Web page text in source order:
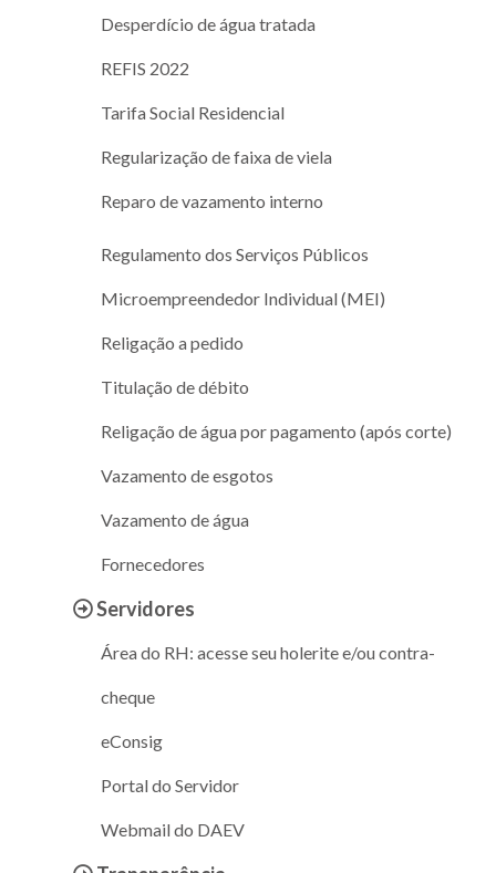
Desperdício de água tratada
REFIS 2022
Tarifa Social Residencial
Regularização de faixa de viela
Reparo de vazamento interno
Regulamento dos Serviços Públicos
Microempreendedor Individual (MEI)
Religação a pedido
Titulação de débito
Religação de água por pagamento (após corte)
Vazamento de esgotos
Vazamento de água
Fornecedores
Servidores
Área do RH: acesse seu holerite e/ou contra-
cheque
eConsig
Portal do Servidor
Webmail do DAEV